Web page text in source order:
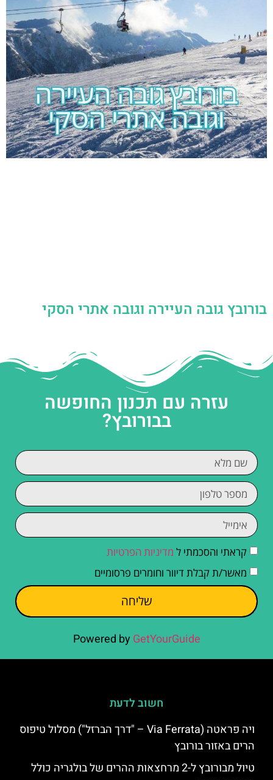
בורובץ גובה העיירה וגובה אתרי הסקי
עזרה עם תכנון החופשה
בבורובץ?
קראתי והסכמתי ל מדיניות הפרטיות
מאשר/ת קבלת דיוור וחומרים פרסומיים
שליחה
Powered by GetYourGuide
חשוב לדעת
ויה פראטה (Via Ferrata – "דרך הברזל") מסלול טיפוס
הרים באזור בורובץ
טיול מבורובץ ל-2 מרחצאות ההרים של בולגריה כולל